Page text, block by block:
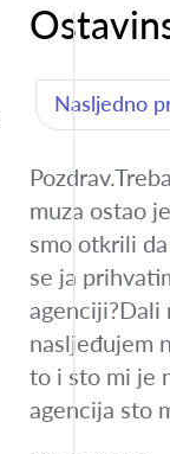
Nasljedno
muza ostao
smo otkrili
se ja
agenciji?Dali
nasljeđujem
to i sto mi je
agencija sto